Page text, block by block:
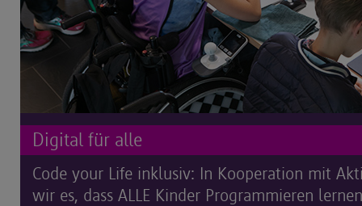
Digital für alle
Code your Life inklusiv: In Kooperation mit
wir es, dass ALLE Kinder Programmieren